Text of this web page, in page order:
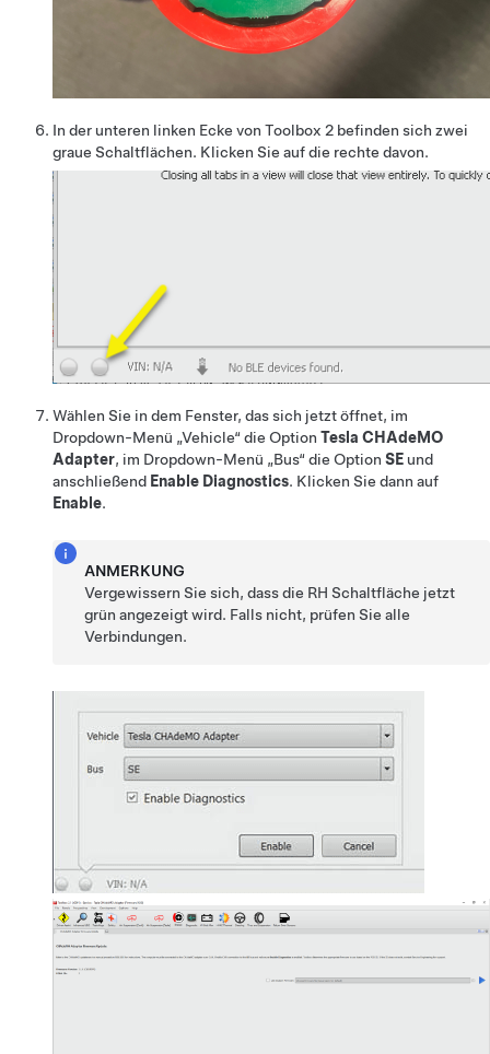
In der unteren linken Ecke von Toolbox 2 befinden sich zwei
graue Schaltflächen. Klicken Sie auf die rechte davon.
Wählen Sie in dem Fenster, das sich jetzt öffnet, im
Dropdown-Menü „Vehicle“ die Option Tesla CHAdeMO
Adapter, im Dropdown-Menü „Bus“ die Option SE und
anschließend Enable Diagnostics. Klicken Sie dann auf
Enable.
ANMERKUNG
Vergewissern Sie sich, dass die RH Schaltfläche jetzt
grün angezeigt wird. Falls nicht, prüfen Sie alle
Verbindungen.